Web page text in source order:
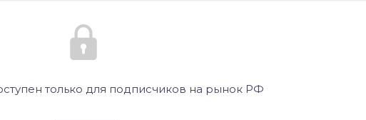
только для подписчиков на рынок РФ